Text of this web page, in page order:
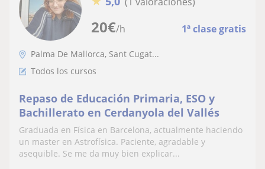
20€/h 1ª clase gratis
Palma De Mallorca, Sant Cugat...
Todos los cursos
Repaso de Educación Primaria, ESO y
Bachillerato en Cerdanyola del Vallés
Graduada en Física en Barcelona, actualmente haciendo
un master en Astrofísica. Paciente, agradable y
asequible. Se me da muy bien explicar...